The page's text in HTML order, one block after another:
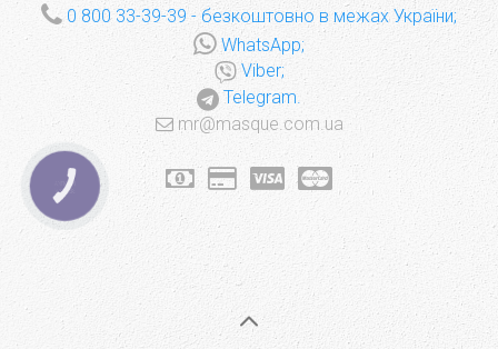
0 800 33-39-39 - безкоштовно в межах України;
WhatsApp;
Viber;
Telegram.
mr@masque.com.ua
КНОПКА
ЗВ'ЯЗКУ